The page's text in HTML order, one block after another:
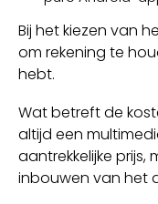
Bij het kiezen van
om rekening te
hebt.
Wat betreft de
altijd een
aantrekkelijke
inbouwen van het